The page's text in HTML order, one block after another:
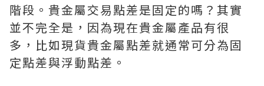
階段。貴金屬交易點差是固定的嗎？其實
並不完全是，因為現在貴金屬產品有很
多，比如現貨貴金屬點差就通常可分為固
定點差與浮動點差。